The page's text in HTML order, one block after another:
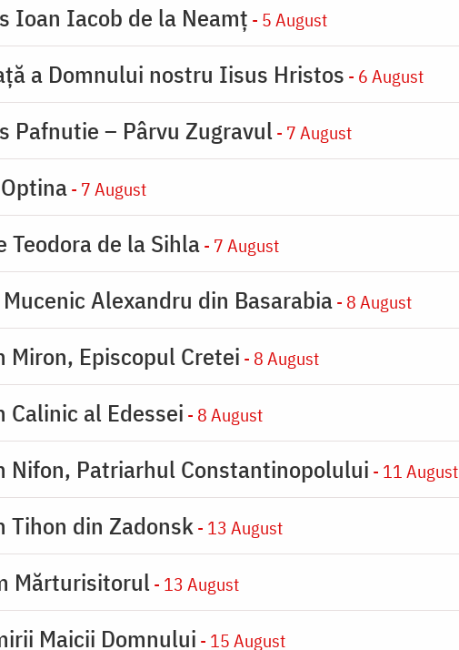
Ioan Iacob de la Neamț - 5 August
a Domnului nostru Iisus Hristos - 6 August
Pafnutie – Pârvu Zugravul - 7 August
- 7 August
de la Sihla- 7 August
Alexandru din Basarabia- 8 August
Episcopul Cretei - 8 August
al Edessei - 8 August
Patriarhul Constantinopolului - 11 August
din Zadonsk - 13 August
Mărturisitorul - 13 August
Maicii Domnului - 15 August